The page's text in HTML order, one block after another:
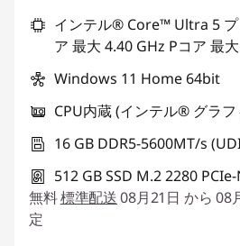
インテル® Core™ Ultra 5 プ
ア 最大 4.40 GHz Pコア 最
Windows 11 Home 64bit
CPU内蔵 (インテル® グラ
16 GB DDR5-5600MT/s
512 GB SSD M.2 2280
無料標準配送08月21日 から 08
定